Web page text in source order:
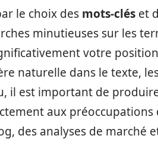
le choix des mots-clés et
minutieuses sur les
votre
naturelle dans le texte,
il est important de
aux préoccupations
des analyses de marché